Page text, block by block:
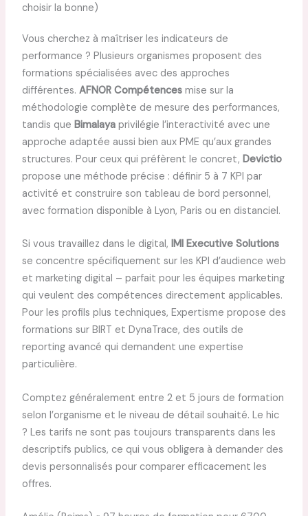
choisir la bonne)
Vous cherchez à maîtriser les indicateurs de
performance ? Plusieurs organismes proposent des
formations spécialisées avec des approches
différentes. AFNOR Compétencesmise sur la
méthodologie complète de mesure des performances,
tandis que Bimalayaprivilégie l’interactivité avec une
approche adaptée aussi bien aux PME qu’aux grandes
structures. Pour ceux qui préfèrent le concret, Devictio
propose une méthode précise : définir 5 à 7 KPI par
activité et construire son tableau de bord personnel,
avec formation disponible à Lyon, Paris ou en distanciel.
Si vous travaillez dans le digital, IMI Executive Solutions
se concentre spécifiquement sur les KPI d’audience web
et marketing digital – parfait pour les équipes marketing
qui veulent des compétences directement applicables.
Pour les profils plus techniques, Expertisme propose des
formations sur BIRT et DynaTrace, des outils de
reporting avancé qui demandent une expertise
particulière.
Comptez généralement entre 2 et 5 jours de formation
selon l’organisme et le niveau de détail souhaité. Le hic
? Les tarifs ne sont pas toujours transparents dans les
descriptifs publics, ce qui vous obligera à demander des
devis personnalisés pour comparer efficacement les
offres.